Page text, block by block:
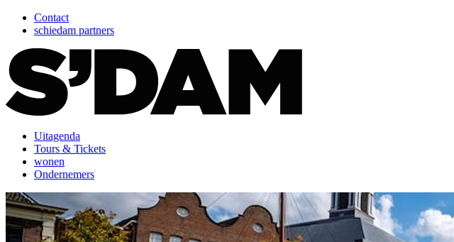
Contact
schiedam partners
Uitagenda
Tours & Tickets
wonen
Ondernemers